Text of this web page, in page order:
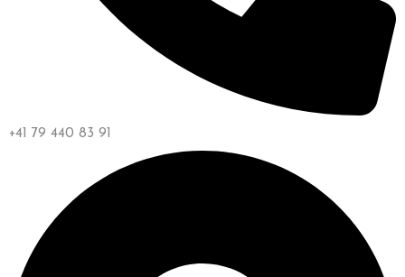
+41 79 440 83 91